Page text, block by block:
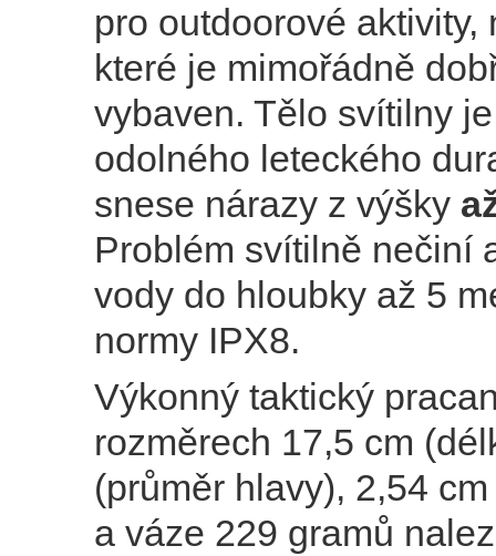
pro outdoorové aktivity,
které je mimořádně
vybaven. Tělo svítilny
odolného leteckého
snese nárazy z výšky
Problém svítilně nečiní
vody do hloubky až 5
normy IPX8.
Výkonný taktický
rozměrech 17,5 cm
(průměr hlavy), 2,54
a váze 229 gramů